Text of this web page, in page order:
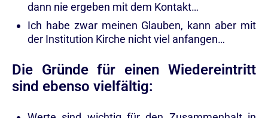
dann nie ergeben mit dem Kontakt…
Ich habe zwar meinen Glauben, kann aber mit
der Institution Kirche nicht viel anfangen…
Die Gründe für einen Wiedereintritt
sind ebenso vielfältig: